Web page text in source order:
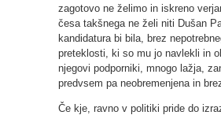
zagotovo ne želimo in iskreno
česa takšnega ne želi niti Dušan
kandidatura bi bila, brez
preteklosti, ki so mu jo navlekli in
njegovi podporniki, mnogo lažja,
predvsem pa neobremenjena in
Če kje, ravno v politiki pride do